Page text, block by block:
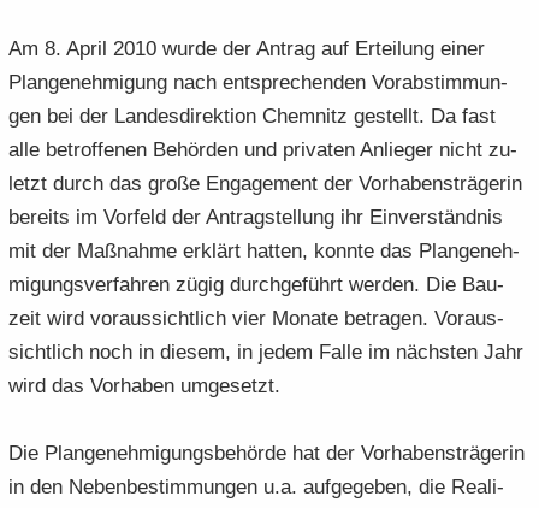
Am 8. April 2010 wurde der An­trag auf Er­tei­lung einer
Plan­ge­neh­mi­gung nach ent­spre­chen­den Vor­ab­stim­mun­
gen bei der Lan­des­di­rek­ti­on Chem­nitz ge­stellt. Da fast
alle be­trof­fe­nen Be­hör­den und pri­va­ten An­lie­ger nicht zu­
letzt durch das große En­ga­ge­ment der Vor­ha­bens­trä­ge­rin
be­reits im Vor­feld der An­trag­stel­lung ihr Ein­ver­ständ­nis
mit der Maß­nah­me er­klärt hat­ten, konn­te das Plan­ge­neh­
mi­gungs­ver­fah­ren zügig durch­ge­führt wer­den. Die Bau­
zeit wird vor­aus­sicht­lich vier Mo­na­te be­tra­gen. Vor­aus­
sicht­lich noch in die­sem, in jedem Falle im nächs­ten Jahr
wird das Vor­ha­ben um­ge­setzt.
Die Plan­ge­neh­mi­gungs­be­hör­de hat der Vor­ha­bens­trä­ge­rin
in den Ne­ben­be­stim­mun­gen u.a. auf­ge­ge­ben, die Rea­li­